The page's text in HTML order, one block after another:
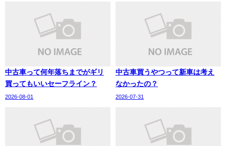
中古車って何年落ちまでがギリ
買ってもいいセーフライン？
2026-08-01
中古車買うやつって新車は考え
なかったの？
2026-07-31